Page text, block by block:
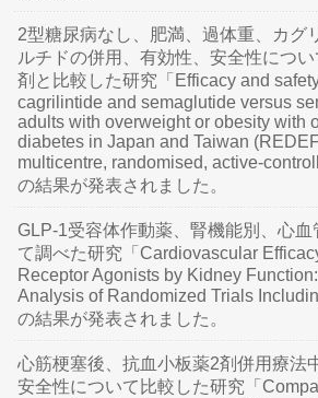
2型糖尿病なし、肥満、過体重、カグ
ルチドの併用、有効性、安全性につ
剤と比較した研究「Efficacy and
cagrilintide and semaglutide versus
adults with overweight or obesity with
diabetes in Japan and Taiwan
multicentre, randomised, active-
の結果が発表されました。
GLP-1受容体作動薬、腎機能別、心
て調べた研究「Cardiovascular
Receptor Agonists by Kidney
Analysis of Randomized Trials
の結果が発表されました。
心筋梗塞後、抗血小板薬2剤併用療法
安全性について比較した研究「